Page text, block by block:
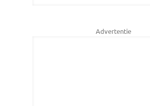
Advertentie